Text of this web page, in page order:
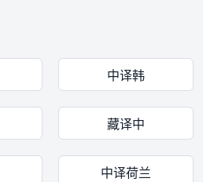
中译韩
藏译中
中译荷兰